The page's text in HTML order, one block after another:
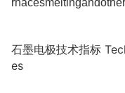
石墨电极技术指标
es